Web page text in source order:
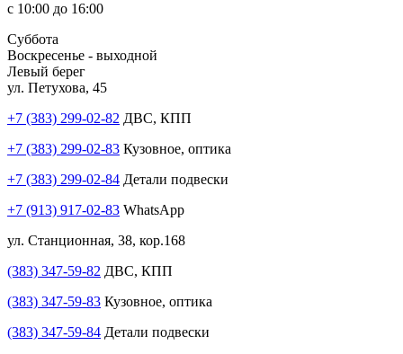
с 10:00 до 16:00
Суббота
Воскресенье - выходной
Левый берег
ул. Петухова, 45
+7 (383) 299-02-82 ДВС, КПП
+7 (383) 299-02-83 Кузовное, оптика
+7 (383) 299-02-84 Детали подвески
+7 (913) 917-02-83 WhatsApp
ул. Станционная, 38, кор.168
(383) 347-59-82 ДВС, КПП
(383) 347-59-83 Кузовное, оптика
(383) 347-59-84 Детали подвески